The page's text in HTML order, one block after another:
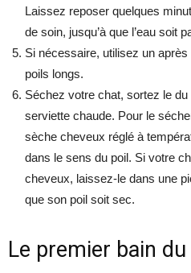
Laissez reposer quelques
de soin, jusqu’à que l’eau soit
Si nécessaire, utilisez un
poils longs.
Séchez votre chat, sortez le du
serviette chaude. Pour le
sèche cheveux réglé à
dans le sens du poil. Si votre
cheveux, laissez-le dans une
que son poil soit sec.
Le premier bain